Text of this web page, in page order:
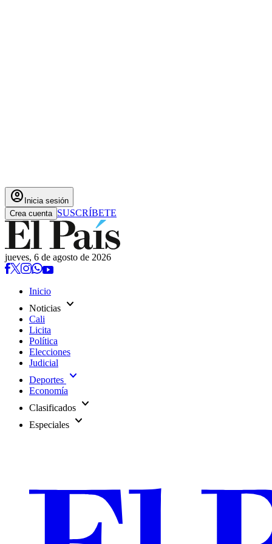
account_circle Inicia sesión
Crea cuenta SUSCRÍBETE
jueves, 6 de agosto de 2026
Inicio
Noticias expand_more
Cali
Licita
Política
Elecciones
Judicial
Deportes expand_more
Economía
Clasificados expand_more
Especiales expand_more